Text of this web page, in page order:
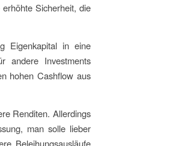
Sicherheit, die
Eigenkapital in eine
andere Investments
hohen Cashflow aus
Renditen. Allerdings
man solle lieber
Beleihungsausläufe